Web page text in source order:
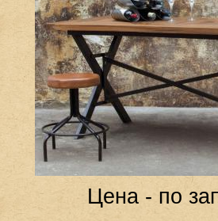
Цена - по